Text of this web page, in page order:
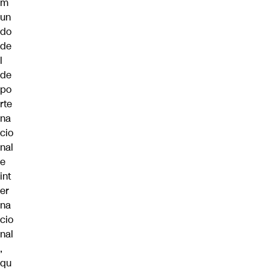
un
do
de
l
de
po
rte
na
cio
nal
e
int
er
na
cio
nal
,
qu